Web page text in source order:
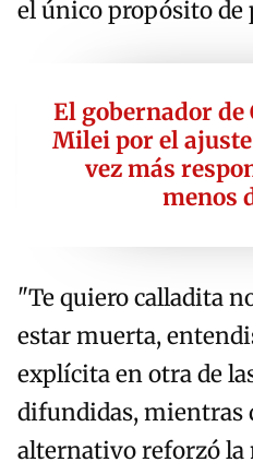
el único propósito de
El gobernador
Milei por el
vez más
menos
"Te quiero calladita
estar muerta,
explícita en otra de
difundidas, mientras
alternativo reforzó la